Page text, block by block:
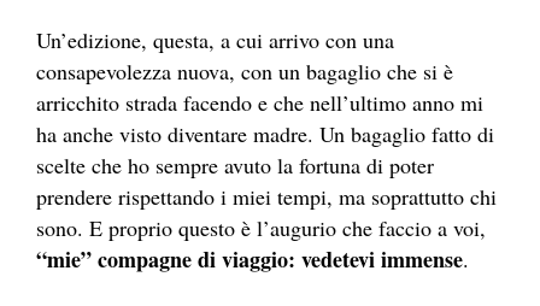
Un’edizione, questa, a cui arrivo con una
consapevolezza nuova, con un bagaglio che si è
arricchito strada facendo e che nell’ultimo anno mi
ha anche visto diventare madre. Un bagaglio fatto di
scelte che ho sempre avuto la fortuna di poter
prendere rispettando i miei tempi, ma soprattutto chi
sono. E proprio questo è l’augurio che faccio a voi,
“mie” compagne di viaggio: vedetevi immense.